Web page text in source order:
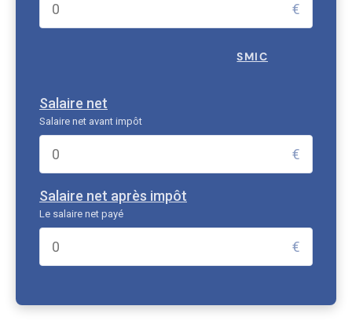
€
SMIC
Salaire net
Salaire net avant impôt
€
Salaire net après impôt
Le salaire net payé
€